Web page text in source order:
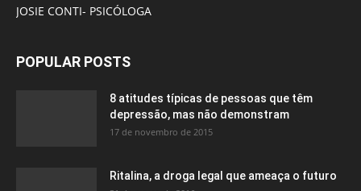
JOSIE CONTI- PSICÓLOGA
POPULAR POSTS
8 atitudes típicas de pessoas que têm
depressão, mas não demonstram
17 de novembro de 2015
Ritalina, a droga legal que ameaça o futuro